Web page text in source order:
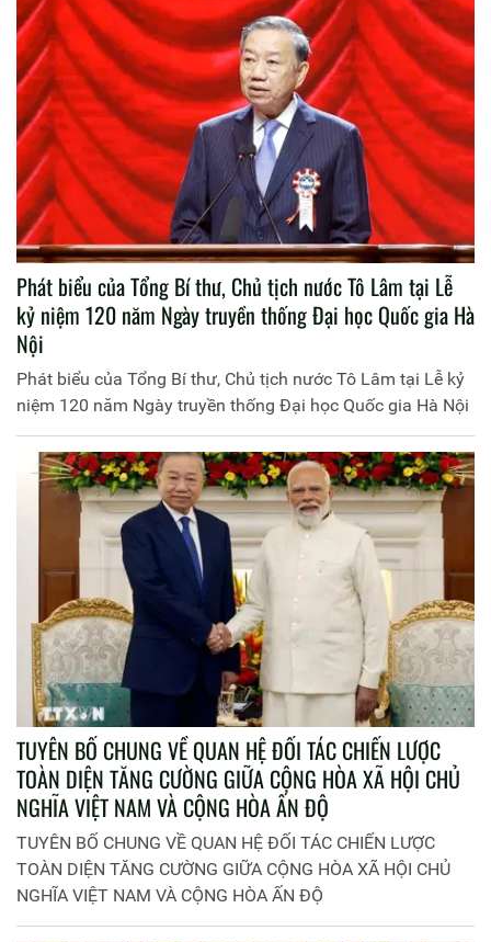
Phát biểu của Tổng Bí thư, Chủ tịch nước Tô Lâm tại Lễ
kỷ niệm 120 năm Ngày truyền thống Đại học Quốc gia Hà
Nội
Phát biểu của Tổng Bí thư, Chủ tịch nước Tô Lâm tại Lễ kỷ
niệm 120 năm Ngày truyền thống Đại học Quốc gia Hà Nội
TUYÊN BỐ CHUNG VỀ QUAN HỆ ĐỐI TÁC CHIẾN LƯỢC
TOÀN DIỆN TĂNG CƯỜNG GIỮA CỘNG HÒA XÃ HỘI CHỦ
NGHĨA VIỆT NAM VÀ CỘNG HÒA ẤN ĐỘ
TUYÊN BỐ CHUNG VỀ QUAN HỆ ĐỐI TÁC CHIẾN LƯỢC
TOÀN DIỆN TĂNG CƯỜNG GIỮA CỘNG HÒA XÃ HỘI CHỦ
NGHĨA VIỆT NAM VÀ CỘNG HÒA ẤN ĐỘ